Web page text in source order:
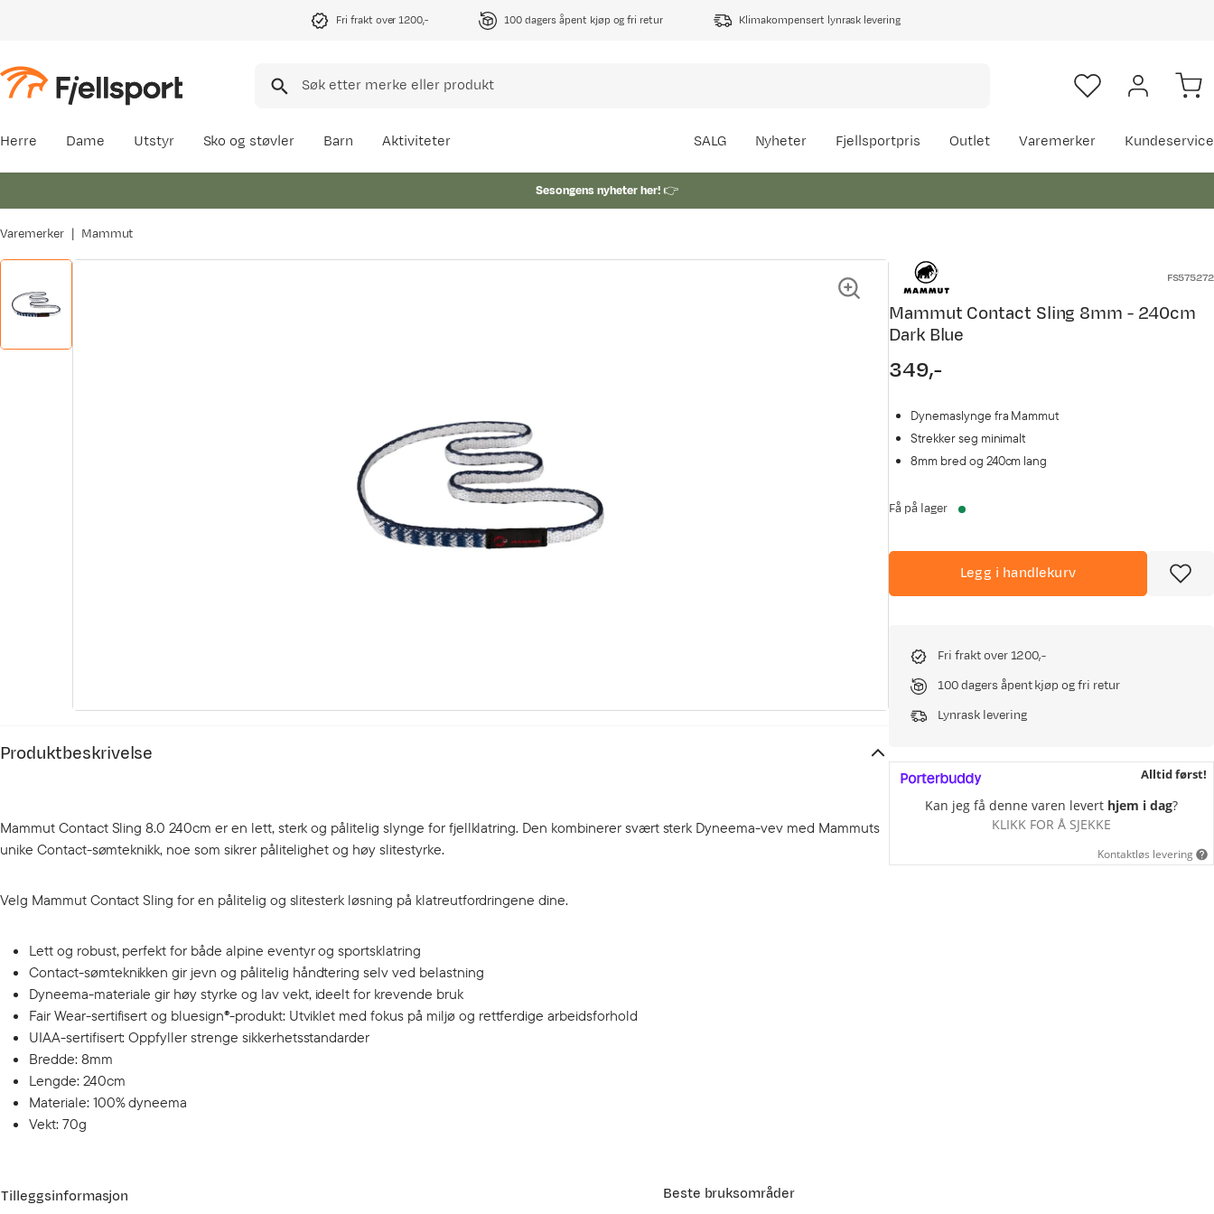
Fri frakt over 1200,- 100 dagers åpent kjøp og fri retur Klimakompensert lynrask levering
Herre Dame Utstyr Sko og støvler Barn Aktiviteter SALG Nyheter Fjellsportpris Outlet Varemerker Kundeservice
Sesongens nyheter her!👉
Varemerker Mammut
Produktbeskrivelse
Mammut Contact Sling 8.0 240cm er en lett, sterk og pålitelig slynge for fjellklatring. Den kombinerer svært sterk Dyneema-vev med Mammuts
unike Contact-sømteknikk, noe som sikrer pålitelighet og høy slitestyrke.
Velg Mammut Contact Sling for en pålitelig og slitesterk løsning på klatreutfordringene dine.
Lett og robust, perfekt for både alpine eventyr og sportsklatring
Contact-sømteknikken gir jevn og pålitelig håndtering selv ved belastning
Dyneema-materiale gir høy styrke og lav vekt, ideelt for krevende bruk
Fair Wear-sertifisert og bluesign®-produkt: Utviklet med fokus på miljø og rettferdige arbeidsforhold
UIAA-sertifisert: Oppfyller strenge sikkerhetsstandarder
Bredde: 8mm
Lengde: 240cm
Materiale: 100% dyneema
Vekt: 70g
Tilleggsinformasjon Beste bruksområder
FS575272
Mammut Contact Sling 8mm - 240cm
Dark Blue
price
349,-
Dynemaslynge fra Mammut
Strekker seg minimalt
8mm bred og 240cm lang
Få på lager
Legg i handlekurv
Fri frakt over 1200,-
100 dagers åpent kjøp og fri retur
Lynrask levering
Alltid først!
Kan jeg få denne varen levert hjem i dag?
KLIKK FOR Å SJEKKE
Kontaktløs levering